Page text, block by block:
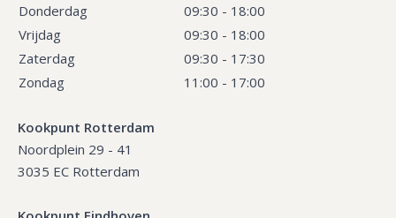
Donderdag
09:30 - 18:00
Vrijdag
09:30 - 18:00
Zaterdag
09:30 - 17:30
Zondag
11:00 - 17:00
Kookpunt Rotterdam
Noordplein 29 - 41
3035 EC Rotterdam